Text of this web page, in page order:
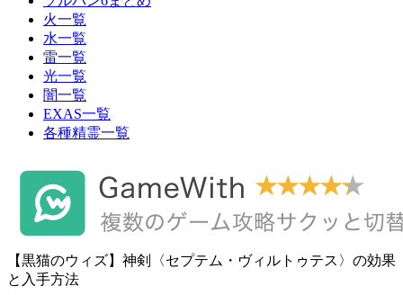
火一覧
水一覧
雷一覧
光一覧
闇一覧
EXAS一覧
各種精霊一覧
【黒猫のウィズ】神剣〈セプテム・ヴィルトゥテス〉の効果
と入手方法